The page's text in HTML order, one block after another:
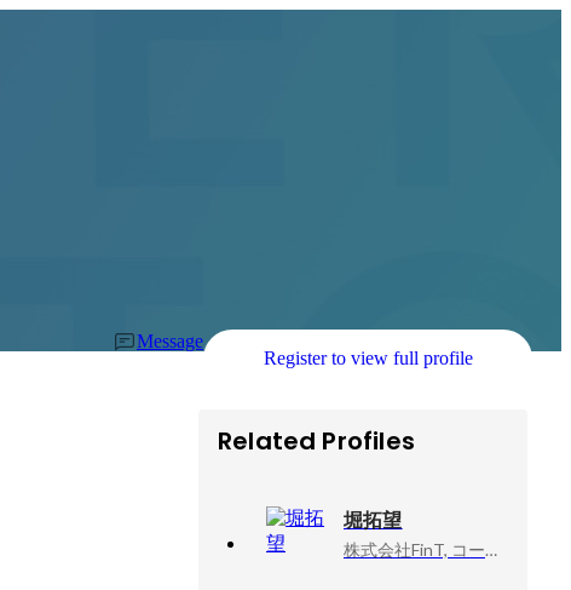
Message
Register to view full profile
Related Profiles
堀拓望
株式会社FinT, コーポレートオペレーションチーム